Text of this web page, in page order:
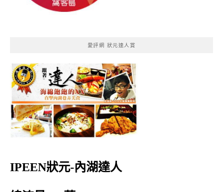
愛評網 狀元達人賞
IPEEN狀元-內湖達人